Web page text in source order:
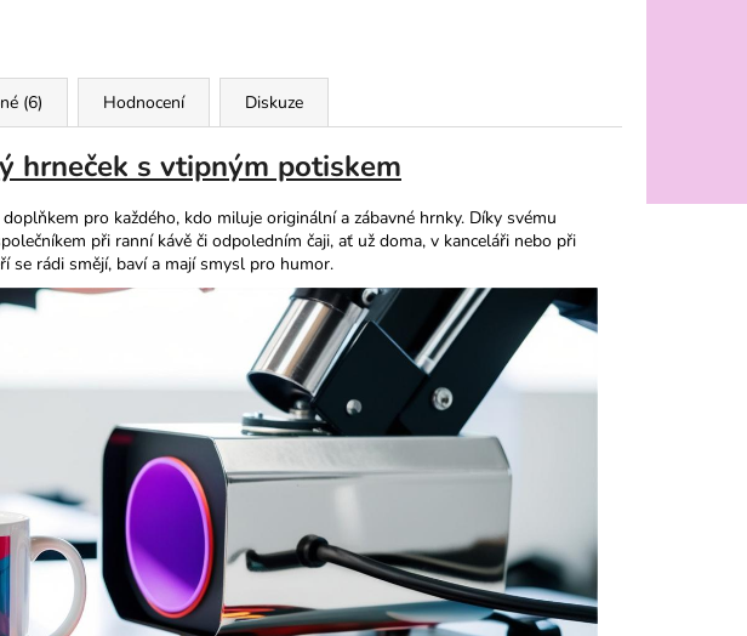
(6) Hodnocení Diskuze
hrneček s vtipným potiskem
pro každého, kdo miluje originální a zábavné hrnky. Díky svému
při ranní kávě či odpoledním čaji, ať už doma, v kanceláři nebo při
se rádi smějí, baví a mají smysl pro humor.​